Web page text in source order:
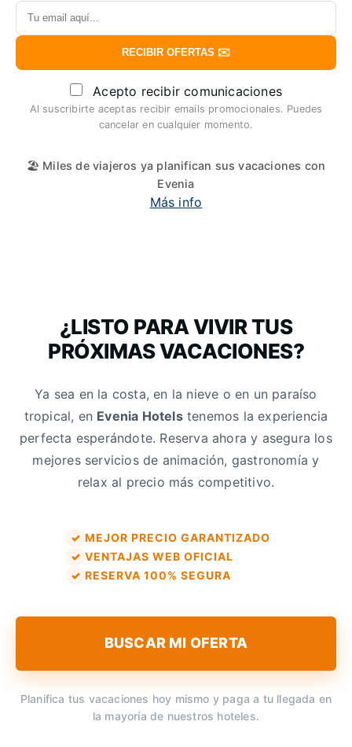
RECIBIR OFERTAS ✉️
Acepto recibir comunicaciones
Al suscribirte aceptas recibir emails promocionales. Puedes
cancelar en cualquier momento.
🏖️ Miles de viajeros ya planifican sus vacaciones con
Evenia
Más info
¿LISTO PARA VIVIR TUS
PRÓXIMAS VACACIONES?
Ya sea en la costa, en la nieve o en un paraíso
tropical, en Evenia Hotelstenemos la experiencia
perfecta esperándote. Reserva ahora y asegura los
mejores servicios de animación, gastronomía y
relax al precio más competitivo.
MEJOR PRECIO GARANTIZADO
VENTAJAS WEB OFICIAL
RESERVA 100% SEGURA
BUSCAR MI OFERTA
Planifica tus vacaciones hoy mismo y paga a tu llegada en
la mayoría de nuestros hoteles.